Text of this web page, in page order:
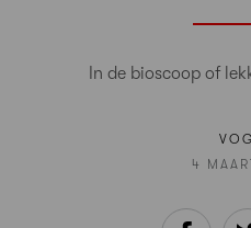
In de bioscoop of
4